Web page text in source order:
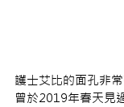
護士艾比的面孔非
曾於2019年春天見